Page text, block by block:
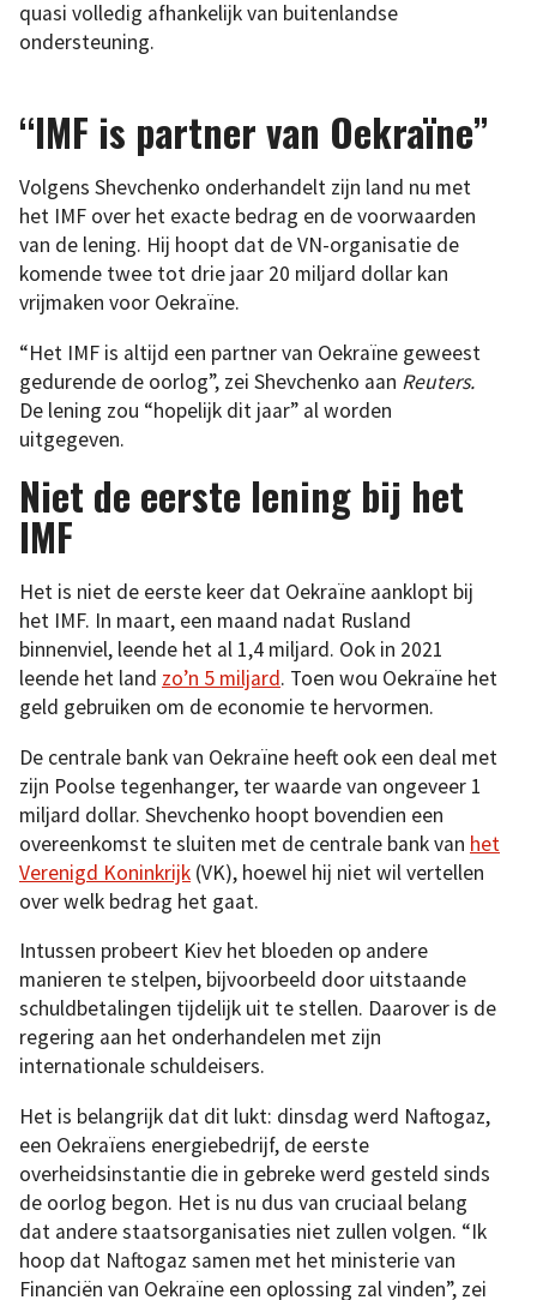
quasi volledig afhankelijk van buitenlandse
ondersteuning.
“IMF is partner van Oekraïne”
Volgens Shevchenko onderhandelt zijn land nu met
het IMF over het exacte bedrag en de voorwaarden
van de lening. Hij hoopt dat de VN-organisatie de
komende twee tot drie jaar 20 miljard dollar kan
vrijmaken voor Oekraïne.
“Het IMF is altijd een partner van Oekraïne geweest
gedurende de oorlog”, zei Shevchenko aan Reuters.
De lening zou “hopelijk dit jaar” al worden
uitgegeven.
Niet de eerste lening bij het
IMF
Het is niet de eerste keer dat Oekraïne aanklopt bij
het IMF. In maart, een maand nadat Rusland
binnenviel, leende het al 1,4 miljard. Ook in 2021
leende het land zo’n 5 miljard. Toen wou Oekraïne het
geld gebruiken om de economie te hervormen.
De centrale bank van Oekraïne heeft ook een deal met
zijn Poolse tegenhanger, ter waarde van ongeveer 1
miljard dollar. Shevchenko hoopt bovendien een
overeenkomst te sluiten met de centrale bank van het
Verenigd Koninkrijk (VK), hoewel hij niet wil vertellen
over welk bedrag het gaat.
Intussen probeert Kiev het bloeden op andere
manieren te stelpen, bijvoorbeeld door uitstaande
schuldbetalingen tijdelijk uit te stellen. Daarover is de
regering aan het onderhandelen met zijn
internationale schuldeisers.
Het is belangrijk dat dit lukt: dinsdag werd Naftogaz,
een Oekraïens energiebedrijf, de eerste
overheidsinstantie die in gebreke werd gesteld sinds
de oorlog begon. Het is nu dus van cruciaal belang
dat andere staatsorganisaties niet zullen volgen. “Ik
hoop dat Naftogaz samen met het ministerie van
Financiën van Oekraïne een oplossing zal vinden”, zei